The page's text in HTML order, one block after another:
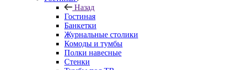
Назад
Гостиная
Банкетки
Журнальные столики
Комоды и тумбы
Полки навесные
Стенки